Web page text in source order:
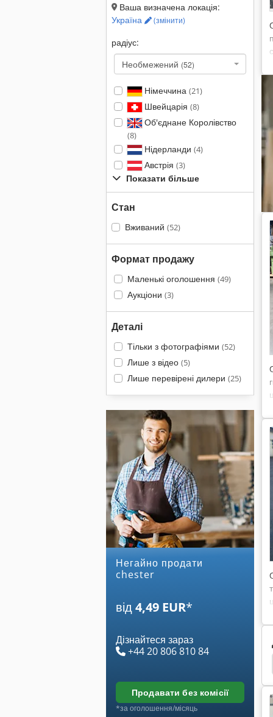
Ваша визначена локація:
Україна
(змінити)
радіус:
Необмежений (52)
Німеччина (21)
Швейцарія (8)
Об'єднане Королівство
(8)
Нідерланди (4)
Австрія (3)
Показати більше
Стан
Вживаний (52)
Формат продажу
Маленькі оголошення (49)
Аукціони (3)
Деталі
Тільки з фотографіями (52)
Лише з відео (5)
Лише перевірені дилери (25)
Негайно продати
chester
від4,49 EUR*
Дізнайтеся зараз
+44 20 806 810 84
продавати без комісії
*за оголошення/місяць